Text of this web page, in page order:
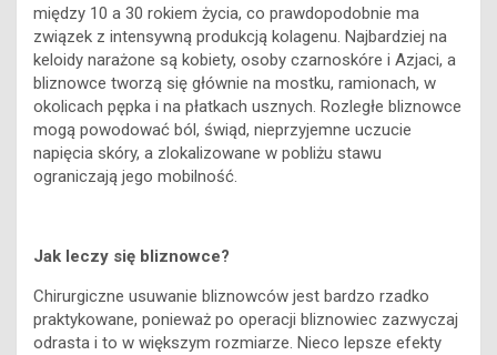
między 10 a 30 rokiem życia, co prawdopodobnie ma
związek z intensywną produkcją kolagenu. Najbardziej na
keloidy narażone są kobiety, osoby czarnoskóre i Azjaci, a
bliznowce tworzą się głównie na mostku, ramionach, w
okolicach pępka i na płatkach usznych. Rozległe bliznowce
mogą powodować ból, świąd, nieprzyjemne uczucie
napięcia skóry, a zlokalizowane w pobliżu stawu
ograniczają jego mobilność.
Jak leczy się bliznowce?
Chirurgiczne usuwanie bliznowców jest bardzo rzadko
praktykowane, ponieważ po operacji bliznowiec zazwyczaj
odrasta i to w większym rozmiarze. Nieco lepsze efekty